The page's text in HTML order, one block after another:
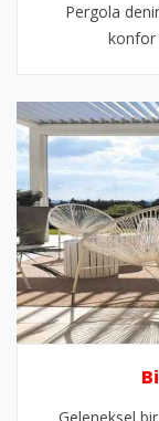
Pergola
konfor
Geleneksel